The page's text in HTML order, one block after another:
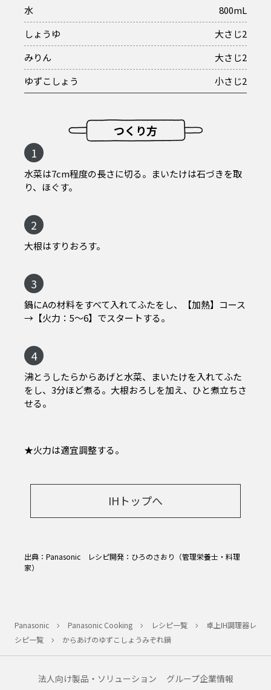
水
800mL
しょうゆ
大さじ2
みりん
大さじ2
ゆずこしょう
小さじ2
つくり方
1
水菜は7cm程度の長さに切る。まいたけは石づきを取
り、ほぐす。
2
大根はすりおろす。
3
鍋にAの材料をすべて入れてふたをし、【加熱】コース
→【火力：5～6】でスタートする。
4
沸とうしたらからあげと水菜、まいたけを入れてふた
をし、3分ほど煮る。大根おろしを加え、ひと煮立ちさ
せる。
★火力は適宜調整する。
IHトップへ
出典：Panasonic レシピ開発：ひろのさおり（管理栄養士・料理
家）
Panasonic Panasonic Cooking レシピ一覧
卓上IH調理器レ
シピ一覧
からあげのゆずこしょうみぞれ鍋
法人向け製品・ソリューション グループ企業情報